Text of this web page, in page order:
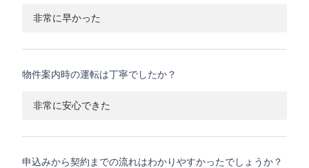
非常に早かった
物件案内時の運転は丁寧でしたか？
非常に安心できた
申込みから契約までの流れはわかりやすかったでしょうか？